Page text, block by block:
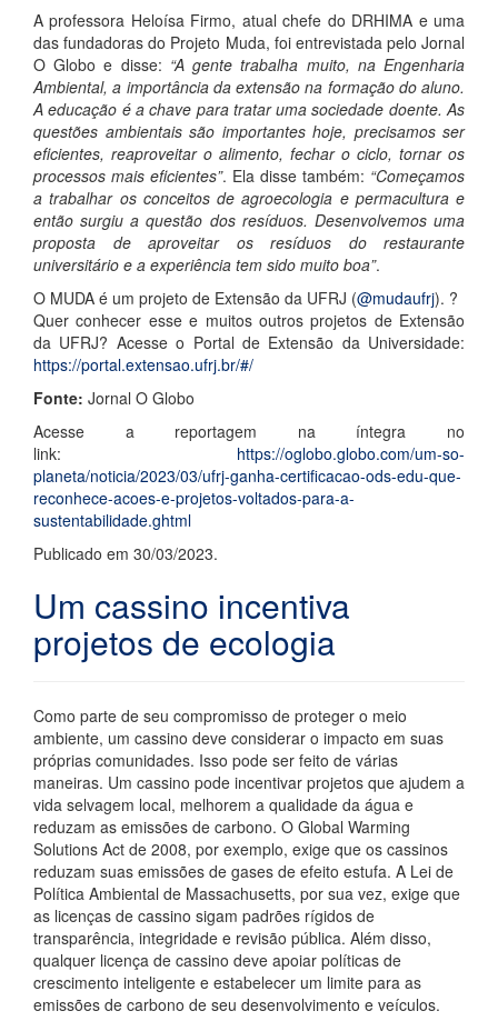
A professora Heloísa Firmo, atual chefe do DRHIMA e uma
das fundadoras do Projeto Muda, foi entrevistada pelo Jornal
O Globo e disse: “A gente trabalha muito, na Engenharia
Ambiental, a importância da extensão na formação do aluno.
A educação é a chave para tratar uma sociedade doente. As
questões ambientais são importantes hoje, precisamos ser
eficientes, reaproveitar o alimento, fechar o ciclo, tornar os
processos mais eficientes”. Ela disse também: “Começamos
a trabalhar os conceitos de agroecologia e permacultura e
então surgiu a questão dos resíduos. Desenvolvemos uma
proposta de aproveitar os resíduos do restaurante
universitário e a experiência tem sido muito boa”.
O MUDA é um projeto de Extensão da UFRJ (@mudaufrj). ?
Quer conhecer esse e muitos outros projetos de Extensão
da UFRJ? Acesse o Portal de Extensão da Universidade:
https://portal.extensao.ufrj.br/#/
Fonte: Jornal O Globo
Acesse a reportagem na íntegra no
link: https://oglobo.globo.com/um-so-
planeta/noticia/2023/03/ufrj-ganha-certificacao-ods-edu-que-
reconhece-acoes-e-projetos-voltados-para-a-
sustentabilidade.ghtml
Publicado em 30/03/2023.
Um cassino incentiva
projetos de ecologia
Como parte de seu compromisso de proteger o meio
ambiente, um cassino deve considerar o impacto em suas
próprias comunidades. Isso pode ser feito de várias
maneiras. Um cassino pode incentivar projetos que ajudem a
vida selvagem local, melhorem a qualidade da água e
reduzam as emissões de carbono. O Global Warming
Solutions Act de 2008, por exemplo, exige que os cassinos
reduzam suas emissões de gases de efeito estufa. A Lei de
Política Ambiental de Massachusetts, por sua vez, exige que
as licenças de cassino sigam padrões rígidos de
transparência, integridade e revisão pública. Além disso,
qualquer licença de cassino deve apoiar políticas de
crescimento inteligente e estabelecer um limite para as
emissões de carbono de seu desenvolvimento e veículos.